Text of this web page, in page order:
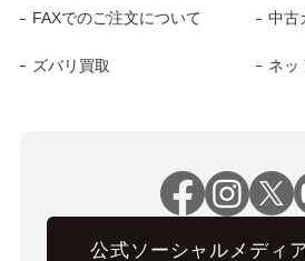
FAXでのご注文について 中古
ズバリ買取 ネッ
公式ソーシャルメディ